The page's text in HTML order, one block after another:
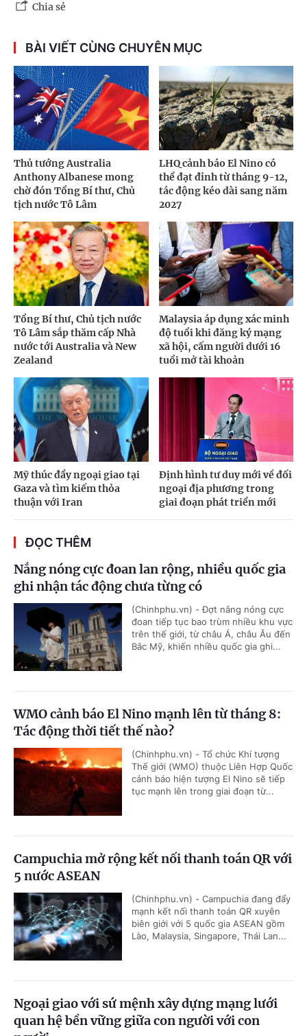
Chia sẻ
BÀI VIẾT CÙNG CHUYÊN MỤC
Thủ tướng Australia
Anthony Albanese mong
chờ đón Tổng Bí thư, Chủ
tịch nước Tô Lâm
LHQ cảnh báo El Nino có
thể đạt đỉnh từ tháng 9-12,
tác động kéo dài sang năm
2027
Tổng Bí thư, Chủ tịch nước
Tô Lâm sắp thăm cấp Nhà
nước tới Australia và New
Zealand
Malaysia áp dụng xác minh
độ tuổi khi đăng ký mạng
xã hội, cấm người dưới 16
tuổi mở tài khoản
Mỹ thúc đẩy ngoại giao tại
Gaza và tìm kiếm thỏa
thuận với Iran
Định hình tư duy mới về đối
ngoại địa phương trong
giai đoạn phát triển mới
ĐỌC THÊM
Nắng nóng cực đoan lan rộng, nhiều quốc gia
ghi nhận tác động chưa từng có
(Chinhphu.vn) - Đợt nắng nóng cực
đoan tiếp tục bao trùm nhiều khu vực
trên thế giới, từ châu Á, châu Âu đến
Bắc Mỹ, khiến nhiều quốc gia ghi...
WMO cảnh báo El Nino mạnh lên từ tháng 8:
Tác động thời tiết thế nào?
(Chinhphu.vn) - Tổ chức Khí tượng
Thế giới (WMO) thuộc Liên Hợp Quốc
cảnh báo hiện tượng El Nino sẽ tiếp
tục mạnh lên trong giai đoạn từ...
Campuchia mở rộng kết nối thanh toán QR với
5 nước ASEAN
(Chinhphu.vn) - Campuchia đang đẩy
mạnh kết nối thanh toán QR xuyên
biên giới với 5 quốc gia ASEAN gồm
Lào, Malaysia, Singapore, Thái Lan...
Ngoại giao với sứ mệnh xây dựng mạng lưới
quan hệ bền vững giữa con người với con